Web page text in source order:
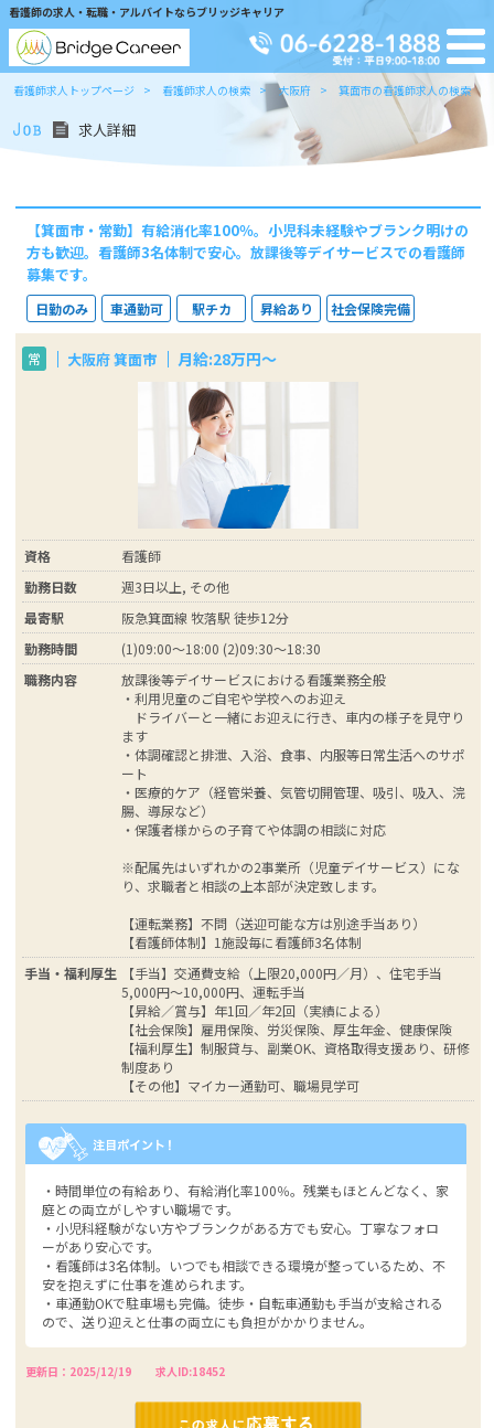
看護師の求人・転職・アルバイトならブリッジキャリア
看護師求人トップページ 看護師求人の検索 大阪府 箕面市の看護師求人の検索
求人詳細
【箕面市・常勤】有給消化率100％。小児科未経験やブランク明けの
方も歓迎。看護師3名体制で安心。放課後等デイサービスでの看護師
募集です。
日勤のみ 車通勤可 駅チカ 昇給あり 社会保険完備
常 大阪府 箕面市 月給:28万円～
資格
看護師
勤務日数
週3日以上, その他
最寄駅
阪急箕面線 牧落駅 徒歩12分
勤務時間
(1)09:00～18:00 (2)09:30～18:30
職務内容
放課後等デイサービスにおける看護業務全般
・利用児童のご自宅や学校へのお迎え
ドライバーと一緒にお迎えに行き、車内の様子を見守り
ます
・体調確認と排泄、入浴、食事、内服等日常生活へのサポ
ート
・医療的ケア（経管栄養、気管切開管理、吸引、吸入、浣
腸、導尿など）
・保護者様からの子育てや体調の相談に対応
※配属先はいずれかの2事業所（児童デイサービス）にな
り、求職者と相談の上本部が決定致します。
【運転業務】不問（送迎可能な方は別途手当あり）
【看護師体制】1施設毎に看護師3名体制
手当・福利厚生
【手当】交通費支給（上限20,000円／月）、住宅手当
5,000円～10,000円、運転手当
【昇給／賞与】年1回／年2回（実績による）
【社会保険】雇用保険、労災保険、厚生年金、健康保険
【福利厚生】制服貸与、副業OK、資格取得支援あり、研修
制度あり
【その他】マイカー通勤可、職場見学可
・時間単位の有給あり、有給消化率100％。残業もほとんどなく、家
庭との両立がしやすい職場です。
・小児科経験がない方やブランクがある方でも安心。丁寧なフォロ
ーがあり安心です。
・看護師は3名体制。いつでも相談できる環境が整っているため、不
安を抱えずに仕事を進められます。
・車通勤OKで駐車場も完備。徒歩・自転車通勤も手当が支給される
ので、送り迎えと仕事の両立にも負担がかかりません。
更新日：2025/12/19 求人ID:18452